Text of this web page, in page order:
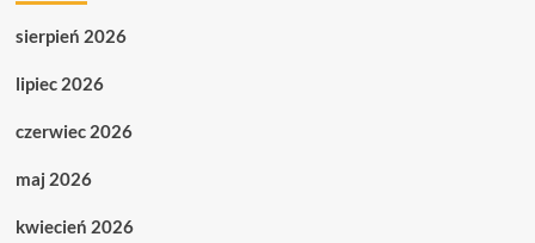
sierpień 2026
lipiec 2026
czerwiec 2026
maj 2026
kwiecień 2026